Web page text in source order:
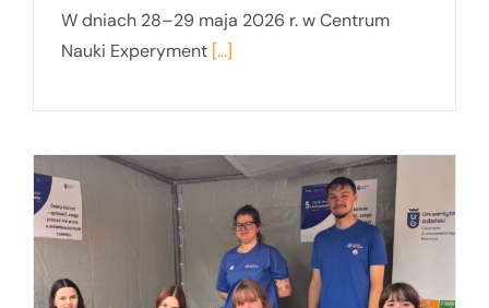
W dniach 28–29 maja 2026 r. w Centrum
Nauki Experyment [...]